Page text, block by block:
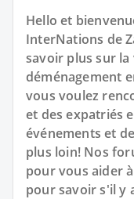
Hello et
InterNations de
savoir plus sur
déménagement
vous voulez
et des expatriés
événements et
plus loin! Nos
pour vous aider
pour savoir s'il y